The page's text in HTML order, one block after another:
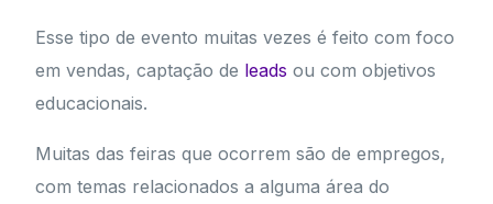
Esse tipo de evento muitas vezes é feito com foco
em vendas, captação de leads ou com objetivos
educacionais.
Muitas das feiras que ocorrem são de empregos,
com temas relacionados a alguma área do